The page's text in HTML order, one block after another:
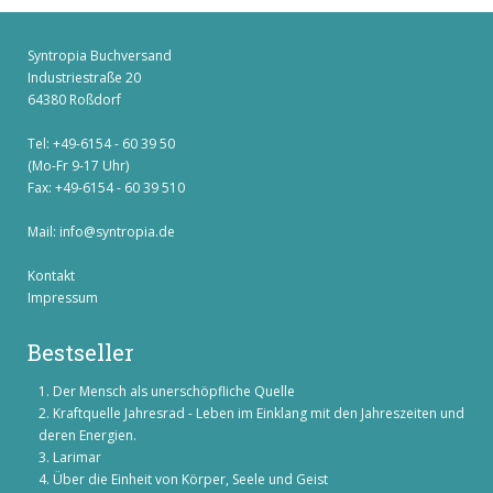
Syntropia Buchversand
Industriestraße 20
64380 Roßdorf
Tel: +49-6154 - 60 39 50
(Mo-Fr 9-17 Uhr)
Fax: +49-6154 - 60 39 510
Mail: info@syntropia.de
Kontakt
Impressum
Bestseller
Der Mensch als unerschöpfliche Quelle
Kraftquelle Jahresrad - Leben im Einklang mit den Jahreszeiten und
deren Energien.
Larimar
Über die Einheit von Körper, Seele und Geist